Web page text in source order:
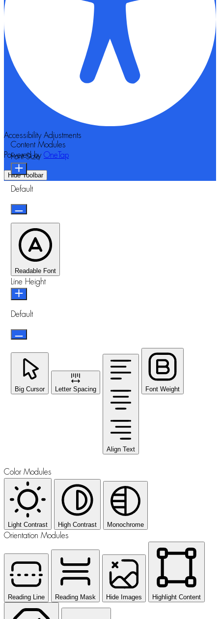
Accessibility Adjustments
Powered by OneTap
Hide Toolbar
Content Modules
Font Size
Default
Readable Font
Line Height
Default
Big Cursor Letter Spacing
Align Text
Font Weight
Color Modules
Light Contrast High Contrast Monochrome
Orientation Modules
Reading Line Reading Mask Hide Images Highlight Content